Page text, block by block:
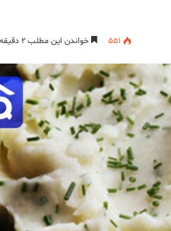
551 خواندن این مطلب ۲ دقیقه زمان می برد